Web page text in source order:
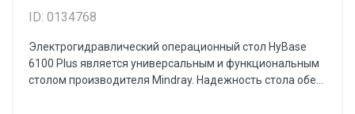
ID: 0134768
Электрогидравлический операционный стол HyBase
6100 Plus является универсальным и функциональным
столом производителя Mindray. Надежность стола обе...